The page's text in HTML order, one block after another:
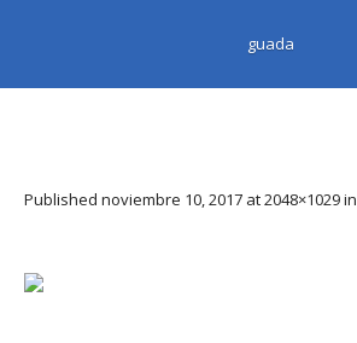
guada
Published noviembre 10, 2017 at 2048×1029 in